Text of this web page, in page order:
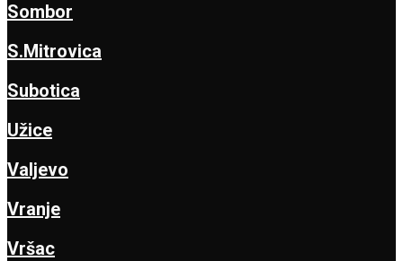
Sombor
S.Mitrovica
Subotica
Užice
Valjevo
Vranje
Vršac